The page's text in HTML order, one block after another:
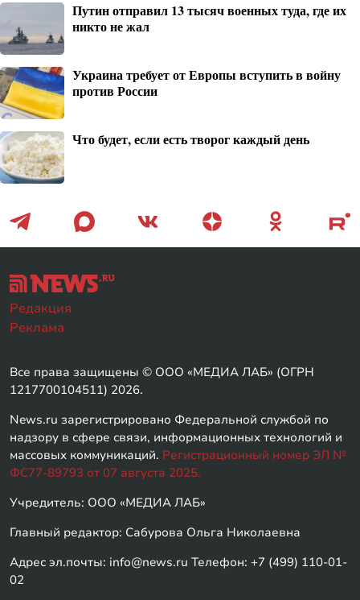
Путин отправил 13 тысяч военных туда, где их
никто не жал
Украина требует от Европы вступить в войну
против России
Что будет, если есть творог каждый день
Редакция
Реклама
Все права защищены © ООО «МЕДИА ЛАБ» (ОГРН
1217700104511) 2026.
News.ru зарегистрировано Федеральной службой по
надзору в сфере связи, информационных технологий и
массовых коммуникаций. Регистрационный номер ЭЛ №
ФС77-89793 от 07 августа 2025.
Учредитель: ООО «МЕДИА ЛАБ»
Главный редактор: Сабурова Ольга Николаевна
Адрес эл.почты: info@news.ru Телефон: +7 (499) 110-01-
02